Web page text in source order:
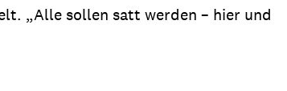
„Alle sollen satt werden – hier und